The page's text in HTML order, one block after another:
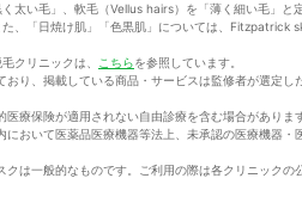
太い毛」、軟毛（Vellus hairs）を「薄く細い毛」と
た、「日焼け肌」「色黒肌」については、Fitzpatrick
クリニックは、
こちらを参照しています。
り、掲載している商品・サービスは監修者が選定し
療保険が適用されない自由診療を含む場合がありま
おいて医薬品医療機器等法上、未承認の医療機器
は一般的なものです。ご利用の際は各クリニックの